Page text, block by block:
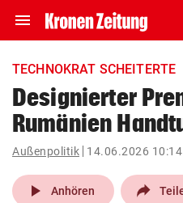
menu Navigation
ein-/ausklappen
account_circle Anmelden
pin_drop
Wien
TECHNOKRAT SCHEITERTE
Designierter
Rumänien
Außenpolitik 14.06.2026 10:14
play_arrow Anhören